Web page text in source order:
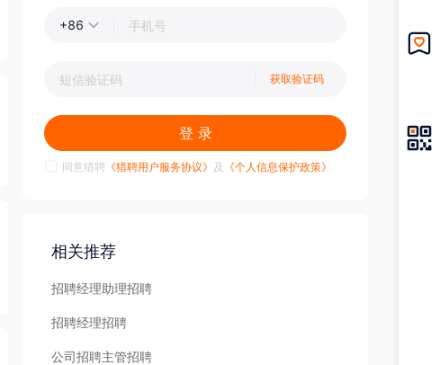
+86
获取验证码
登 录
同意猎聘 《猎聘用户服务协议》 及 《个人信息保护政策》
相关推荐
招聘经理助理招聘
招聘经理招聘
公司招聘主管招聘